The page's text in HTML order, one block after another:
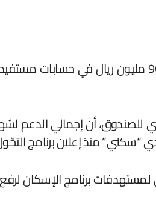
اليوم، 963 مليون ريال في
أن إجمالي الدعم
برنامج التحّول في يونيو 2017 حتى مارس نحو